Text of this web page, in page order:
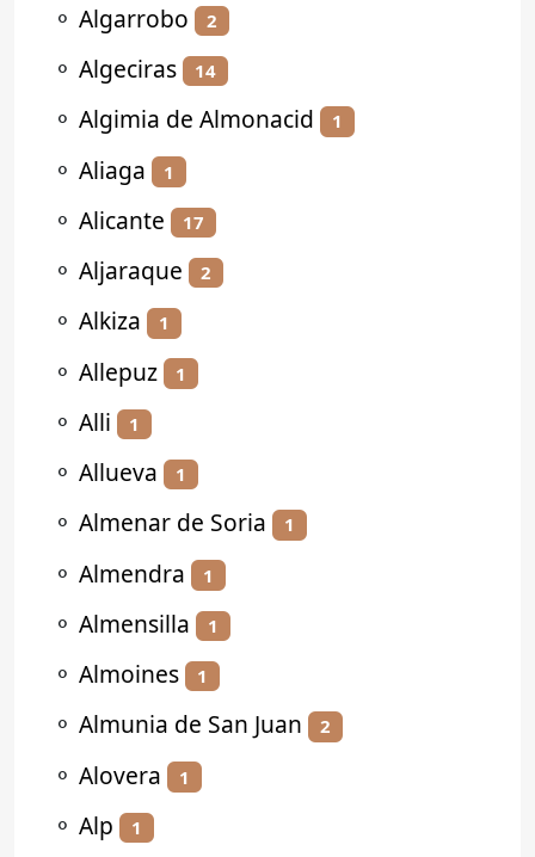
⚬ Algarrobo 2
⚬ Algeciras 14
⚬ Algimia de Almonacid 1
⚬ Aliaga 1
⚬ Alicante 17
⚬ Aljaraque 2
⚬ Alkiza 1
⚬ Allepuz 1
⚬ Alli 1
⚬ Allueva 1
⚬ Almenar de Soria 1
⚬ Almendra 1
⚬ Almensilla 1
⚬ Almoines 1
⚬ Almunia de San Juan 2
⚬ Alovera 1
⚬ Alp 1